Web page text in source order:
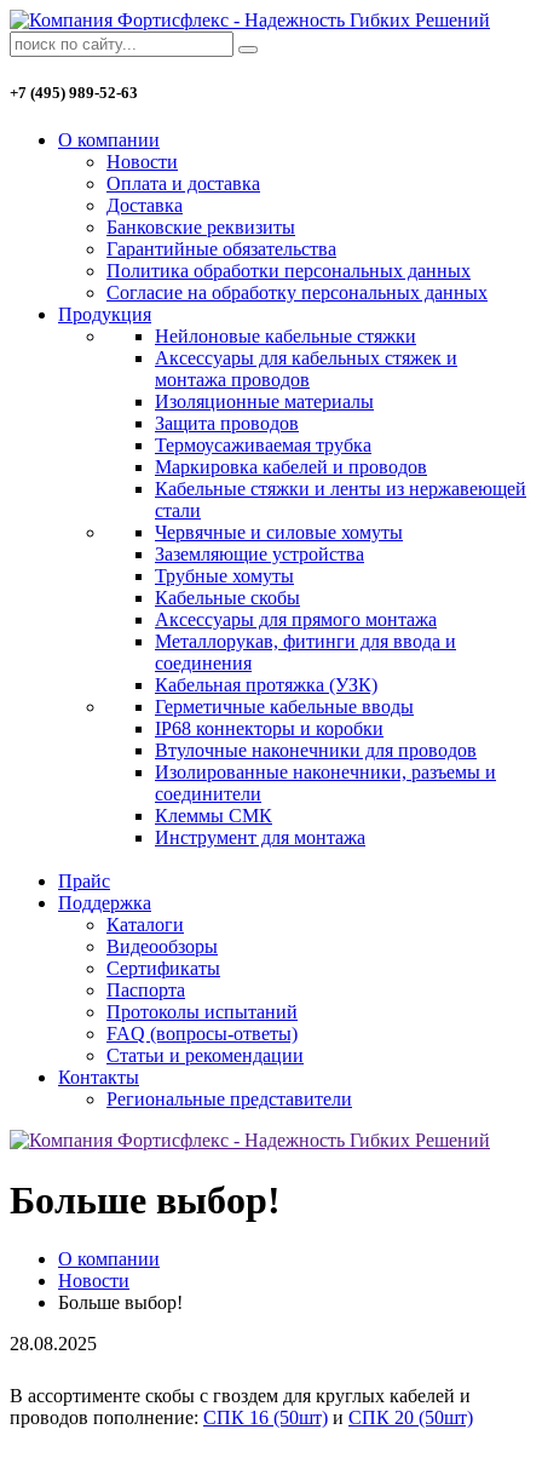
+7 (495) 989-52-63
О компании
Новости
Оплата и доставка
Доставка
Банковские реквизиты
Гарантийные обязательства
Политика обработки персональных данных
Согласие на обработку персональных данных
Продукция
Нейлоновые кабельные стяжки
Аксессуары для кабельных стяжек и
монтажа проводов
Изоляционные материалы
Защита проводов
Термоусаживаемая трубка
Маркировка кабелей и проводов
Кабельные стяжки и ленты из нержавеющей
стали
Червячные и силовые хомуты
Заземляющие устройства
Трубные хомуты
Кабельные скобы
Аксессуары для прямого монтажа
Металлорукав, фитинги для ввода и
соединения
Кабельная протяжка (УЗК)
Герметичные кабельные вводы
IP68 коннекторы и коробки
Втулочные наконечники для проводов
Изолированные наконечники, разъемы и
соединители
Клеммы СМК
Инструмент для монтажа
Прайс
Поддержка
Каталоги
Видеообзоры
Сертификаты
Паспорта
Протоколы испытаний
FAQ (вопросы-ответы)
Статьи и рекомендации
Контакты
Региональные представители
Больше выбор!
О компании
Новости
Больше выбор!
28.08.2025
В ассортименте скобы с гвоздем для круглых кабелей и
проводов пополнение: СПК 16 (50шт) и СПК 20 (50шт)